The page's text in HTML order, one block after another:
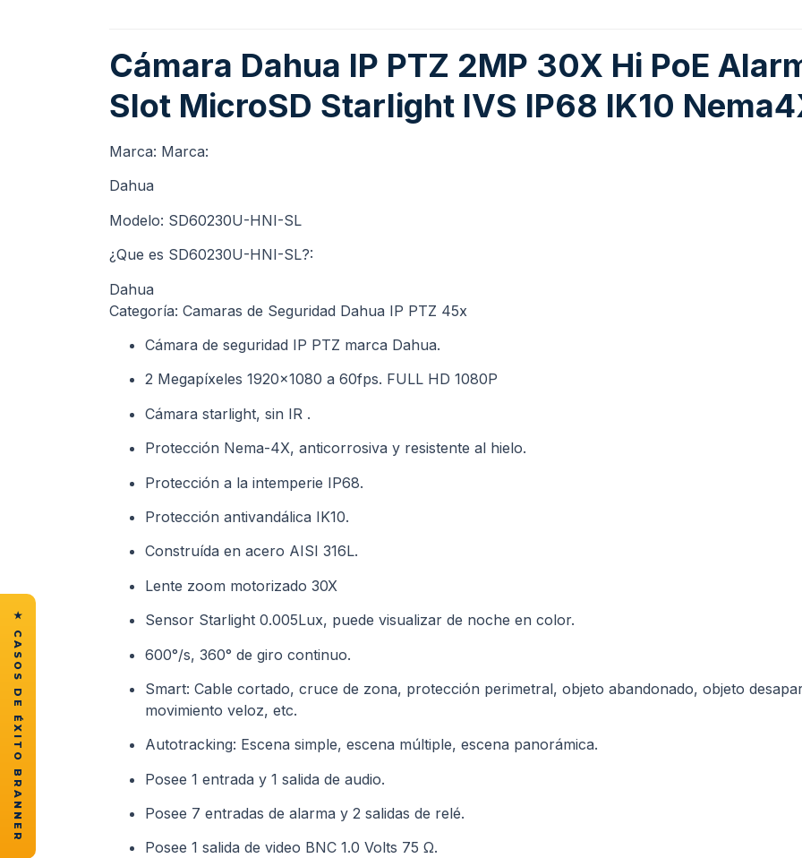
Cámara Dahua IP PTZ 2MP 30X Hi PoE
Slot MicroSD Starlight IVS IP68 IK10
Marca: Marca:
Dahua
Modelo: SD60230U-HNI-SL
¿Que es SD60230U-HNI-SL?:
Dahua
Categoría: Camaras de Seguridad Dahua IP PTZ 45x
Cámara de seguridad IP PTZ marca Dahua.
2 Megapíxeles 1920×1080 a 60fps. FULL HD 1080P
Cámara starlight, sin IR .
Protección Nema-4X, anticorrosiva y resistente al hielo.
Protección a la intemperie IP68.
Protección antivandálica IK10.
Construída en acero AISI 316L.
Lente zoom motorizado 30X
Sensor Starlight 0.005Lux, puede visualizar de noche en color.
600°/s, 360° de giro continuo.
Smart: Cable cortado, cruce de zona, protección perimetral, objeto abandonado, objeto
movimiento veloz, etc.
Autotracking: Escena simple, escena múltiple, escena panorámica.
Posee 1 entrada y 1 salida de audio.
Posee 7 entradas de alarma y 2 salidas de relé.
Posee 1 salida de video BNC 1.0 Volts 75 Ω.
★ CASOS DE ÉXITO BRANNER